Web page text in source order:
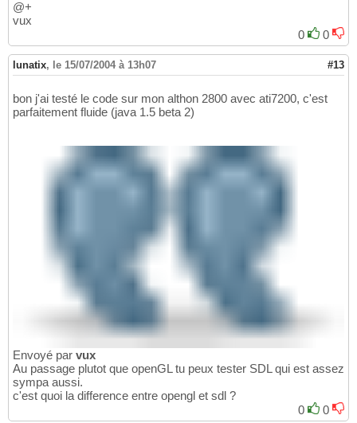
@+
vux
0
0
lunatix, le 15/07/2004 à 13h07 #13
bon j'ai testé le code sur mon althon 2800 avec ati7200, c'est
parfaitement fluide (java 1.5 beta 2)
Envoyé par vux
Au passage plutot que openGL tu peux tester SDL qui est assez
sympa aussi.
c'est quoi la difference entre opengl et sdl ?
0
0